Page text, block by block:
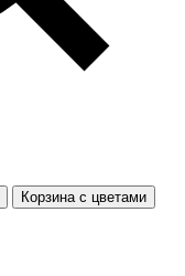
Корзина с цветами